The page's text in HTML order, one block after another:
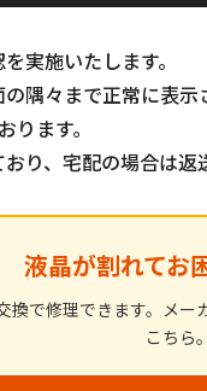
実施いたします。
隅々まで正常に表
ます。
り、宅配の場合は
液晶が割れてお
換で修理できます。メ
こちら。